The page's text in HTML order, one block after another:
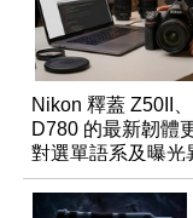
Nikon 釋蓋 Z50II
D780 的最新韌體
對選單語系及曝光
行修復